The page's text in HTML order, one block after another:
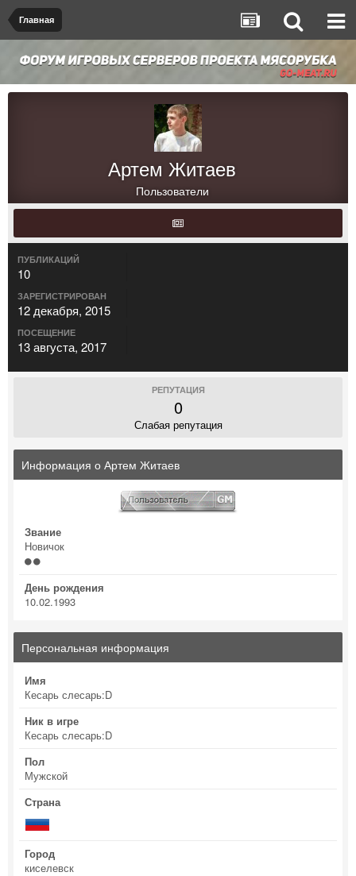
Главная
Артем Житаев
Пользователи
ПУБЛИКАЦИЙ
10
ЗАРЕГИСТРИРОВАН
12 декабря, 2015
ПОСЕЩЕНИЕ
13 августа, 2017
РЕПУТАЦИЯ
0
Слабая репутация
Информация о Артем Житаев
Звание
Новичок
День рождения
10.02.1993
Персональная информация
Имя
Кесарь слесарь:D
Ник в игре
Кесарь слесарь:D
Пол
Мужской
Страна
Город
киселевск